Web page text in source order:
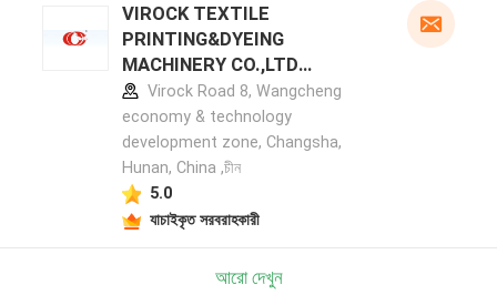
VIROCK TEXTILE
PRINTING&DYEING
MACHINERY CO.,LTD
প্রস্তুতকারক প্রোফাইল
Virock Road 8, Wangcheng
economy & technology
development zone, Changsha,
Hunan, China ,চীন
5.0
যাচাইকৃত সরবরাহকারী
আরো দেখুন